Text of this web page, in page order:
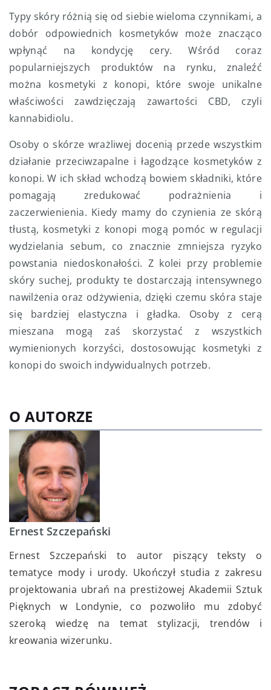
Typy skóry różnią się od siebie wieloma czynnikami, a
dobór odpowiednich kosmetyków może znacząco
wpłynąć na kondycję cery. Wśród coraz
popularniejszych produktów na rynku, znaleźć
można kosmetyki z konopi, które swoje unikalne
właściwości zawdzięczają zawartości CBD, czyli
kannabidiolu.
Osoby o skórze wrażliwej docenią przede wszystkim
działanie przeciwzapalne i łagodzące kosmetyków z
konopi. W ich skład wchodzą bowiem składniki, które
pomagają zredukować podrażnienia i
zaczerwienienia. Kiedy mamy do czynienia ze skórą
tłustą, kosmetyki z konopi mogą pomóc w regulacji
wydzielania sebum, co znacznie zmniejsza ryzyko
powstania niedoskonałości. Z kolei przy problemie
skóry suchej, produkty te dostarczają intensywnego
nawilżenia oraz odżywienia, dzięki czemu skóra staje
się bardziej elastyczna i gładka. Osoby z cerą
mieszana mogą zaś skorzystać z wszystkich
wymienionych korzyści, dostosowując kosmetyki z
konopi do swoich indywidualnych potrzeb.
O AUTORZE
Ernest Szczepański
Ernest Szczepański to autor piszący teksty o
tematyce mody i urody. Ukończył studia z zakresu
projektowania ubrań na prestiżowej Akademii Sztuk
Pięknych w Londynie, co pozwoliło mu zdobyć
szeroką wiedzę na temat stylizacji, trendów i
kreowania wizerunku.